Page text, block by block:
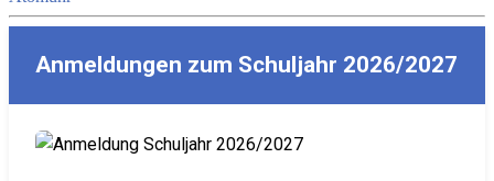
Anmeldungen zum Schuljahr 2026/2027